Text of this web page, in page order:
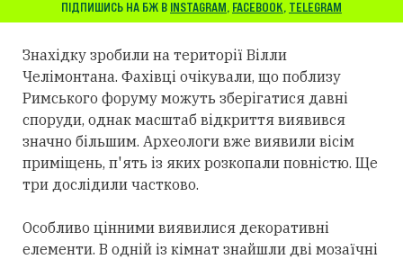
ПІДПИШИСЬ НА БЖ В INSTAGRAM, FACEBOOK, TELEGRAM
Знахідку зробили на території Вілли
Челімонтана. Фахівці очікували, що поблизу
Римського форуму можуть зберігатися давні
споруди, однак масштаб відкриття виявився
значно більшим. Археологи вже виявили вісім
приміщень, п'ять із яких розкопали повністю. Ще
три дослідили частково.
Особливо цінними виявилися декоративні
елементи. В одній із кімнат знайшли дві мозаїчні